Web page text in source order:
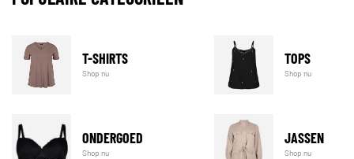
T-SHIRTS
Shop nu
TOPS
Shop nu
ONDERGOED
Shop nu
JASSEN
Shop nu